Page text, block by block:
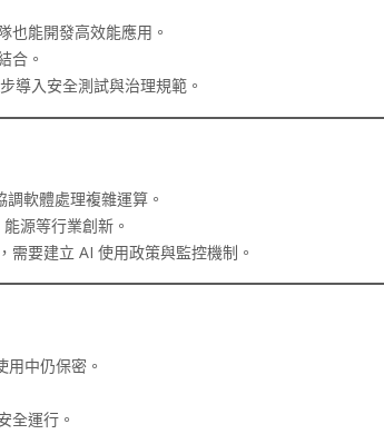
也能開發高效能應用。
合。
導入安全測試與治理規範。
調軟體處理複雜運算。
源等行業創新。
需要建立 AI 使用政策與監控機制。
用中仍保密。
全運行。